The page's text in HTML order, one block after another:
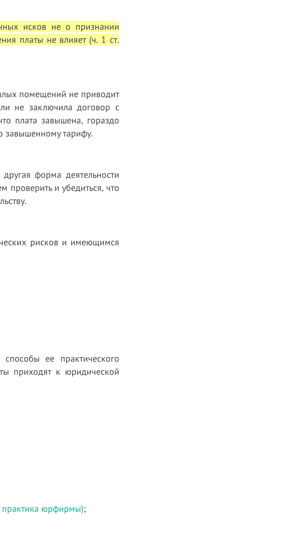
исков не о признании
платы не влияет (ч. 1 ст.
помещений не приводит
не заключила договор с
плата завышена, гораздо
завышенному тарифу.
форма деятельности
и убедиться, что
рисков и имеющимся
ее практического
приходят к юридической
практика юрфирмы);